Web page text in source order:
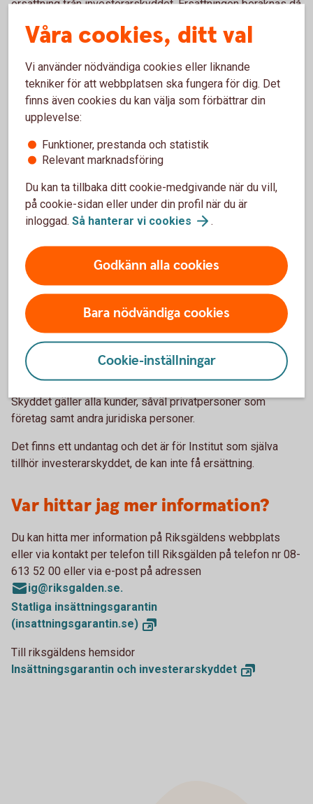
ersättning från investerarskyddet. Ersättningen beräknas då
hade vid konkurstillfället. Om ett depåkonto är öppnat i två
Skyddet ger då ersättning för förlorade värdepapper upp till
ett värde av 250 000 kronor per kund.
Vad omfattas av
investerarskyddet?
Investerarskyddet omfattar finansiella instrument
(värdepapper), och täcker därmed bland annat aktier,
obligationer, konvertibla skuldebrev, olika typer av derivat
Investerarskyddet omfattar även medel som mottagits
med redovisningsskyldighet i samband med att en
investeringstjänst utförs. Investerarskyddet omfattar inte
tillgångar inom det individuella pensions-sparandet (IPS).
Vilka omfattas av
investerarskyddet?
Skyddet gäller alla kunder, såväl privatpersoner som
företag samt andra juridiska personer.
Det finns ett undantag och det är för Institut som själva
tillhör investerarskyddet, de kan inte få ersättning.
Var hittar jag mer information?
Du kan hitta mer information på Riksgäldens webbplats
eller via kontakt per telefon till Riksgälden på telefon nr 08-
613 52 00 eller via e-post på adressen
ig@riksgalden.se.
Statliga insättningsgarantin
(insattningsgarantin.se)
Till riksgäldens hemsidor
Insättningsgarantin och investerarskyddet
Våra cookies, ditt val
Vi använder nödvändiga cookies eller liknande
tekniker för att webbplatsen ska fungera för dig. Det
finns även cookies du kan välja som förbättrar din
upplevelse:
Funktioner, prestanda och statistik
Relevant marknadsföring
Du kan ta tillbaka ditt cookie-medgivande när du vill,
på cookie-sidan eller under din profil när du är
inloggad. Så hanterar vi cookies .
Godkänn alla cookies
Bara nödvändiga cookies
Cookie-inställningar